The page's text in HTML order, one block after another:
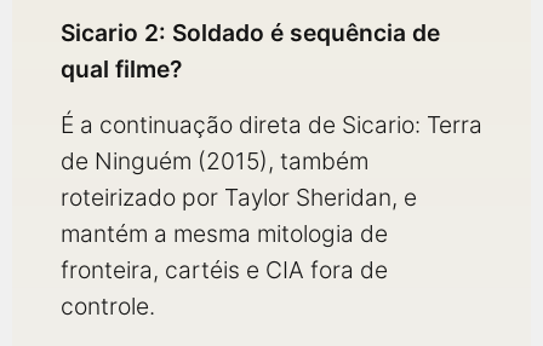
Sicario 2: Soldado é sequência de
qual filme?
É a continuação direta de Sicario: Terra
de Ninguém (2015), também
roteirizado por Taylor Sheridan, e
mantém a mesma mitologia de
fronteira, cartéis e CIA fora de
controle.